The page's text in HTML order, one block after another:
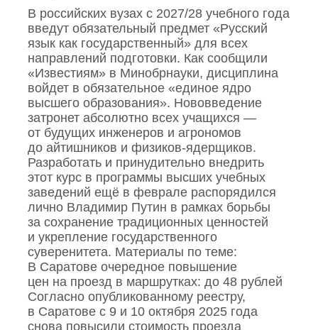
В российских вузах с 2027/28 учебного года
введут обязательный предмет «Русский
язык как государственный» для всех
направлений подготовки. Как сообщили
«Известиям» в Минобрнауки, дисциплина
войдет в обязательное «единое ядро
высшего образования». Нововведение
затронет абсолютно всех учащихся —
от будущих инженеров и агрономов
до айтишников и физиков‑ядерщиков.
Разработать и принудительно внедрить
этот курс в программы высших учебных
заведений ещё в феврале распорядился
лично Владимир Путин в рамках борьбы
за сохранение традиционных ценностей
и укрепление государственного
суверенитета. Материалы по теме:
В Саратове очередное повышение
цен на проезд в маршрутках: до 48 рублей
Согласно опубликованному реестру,
в Саратове с 9 и 10 октября 2025 года
снова повысили стоимость проезда